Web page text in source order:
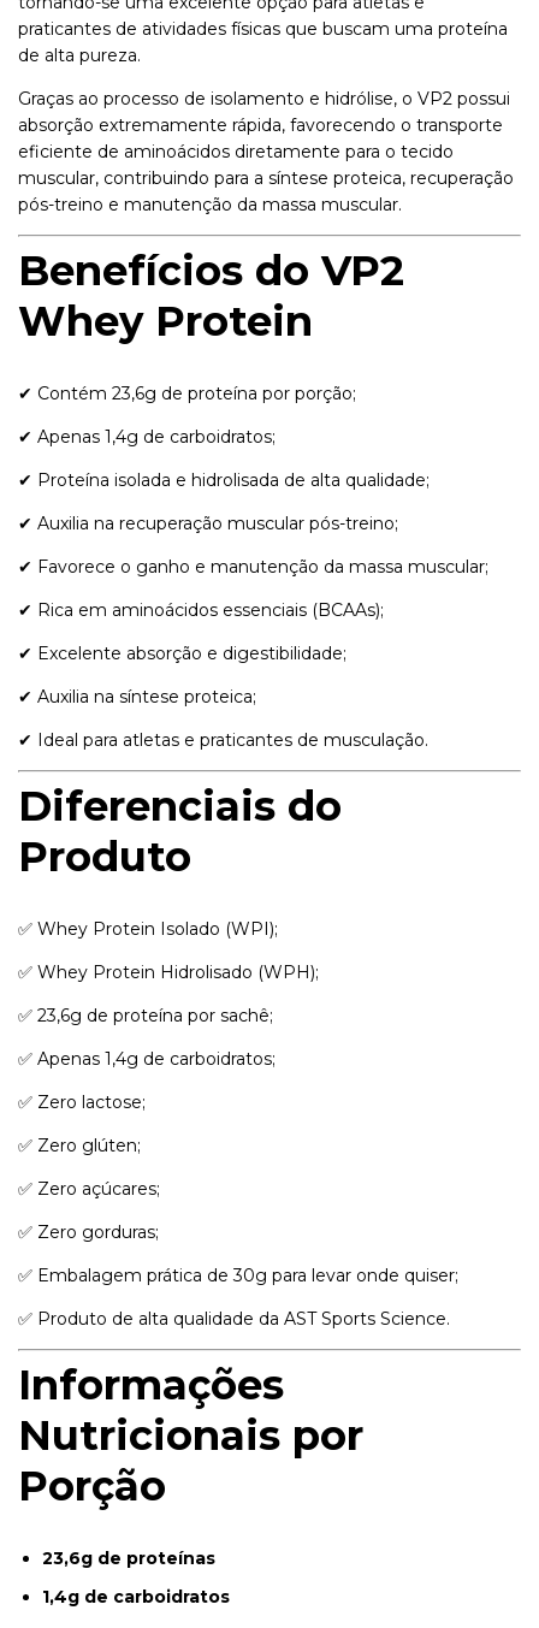
praticantes de atividades físicas que buscam uma proteína
de alta pureza.
Graças ao processo de isolamento e hidrólise, o VP2 possui
absorção extremamente rápida, favorecendo o transporte
eficiente de aminoácidos diretamente para o tecido
muscular, contribuindo para a síntese proteica, recuperação
pós-treino e manutenção da massa muscular.
Benefícios do VP2
Whey Protein
✔ Contém 23,6g de proteína por porção;
✔ Apenas 1,4g de carboidratos;
✔ Proteína isolada e hidrolisada de alta qualidade;
✔ Auxilia na recuperação muscular pós-treino;
✔ Favorece o ganho e manutenção da massa muscular;
✔ Rica em aminoácidos essenciais (BCAAs);
✔ Excelente absorção e digestibilidade;
✔ Auxilia na síntese proteica;
✔ Ideal para atletas e praticantes de musculação.
Diferenciais do
Produto
✅ Whey Protein Isolado (WPI);
✅ Whey Protein Hidrolisado (WPH);
✅ 23,6g de proteína por sachê;
✅ Apenas 1,4g de carboidratos;
✅ Zero lactose;
✅ Zero glúten;
✅ Zero açúcares;
✅ Zero gorduras;
✅ Embalagem prática de 30g para levar onde quiser;
✅ Produto de alta qualidade da AST Sports Science.
Informações
Nutricionais por
Porção
23,6g de proteínas
1,4g de carboidratos